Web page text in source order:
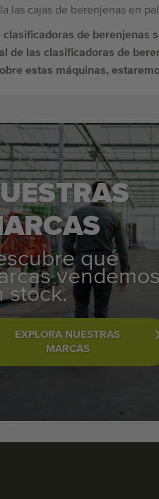
las cajas de berenjenas en
clasificadoras de berenjenas
de las clasificadoras de
estas máquinas,
qué
vendemos
stock.
EXPLORA NUESTRAS
MARCAS